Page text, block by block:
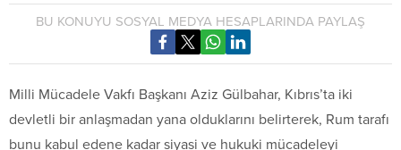
BU KONUYU SOSYAL MEDYA HESAPLARINDA PAYLAŞ
Milli Mücadele Vakfı Başkanı Aziz Gülbahar, Kıbrıs’ta iki
devletli bir anlaşmadan yana olduklarını belirterek, Rum tarafı
bunu kabul edene kadar siyasi ve hukuki mücadeleyi